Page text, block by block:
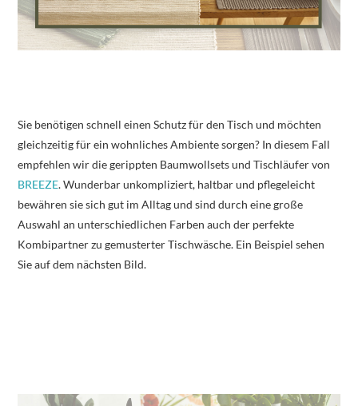
Sie benötigen schnell einen Schutz für den Tisch und möchten
gleichzeitig für ein wohnliches Ambiente sorgen? In diesem Fall
empfehlen wir die gerippten Baumwollsets und Tischläufer von
BREEZE. Wunderbar unkompliziert, haltbar und pflegeleicht
bewähren sie sich gut im Alltag und sind durch eine große
Auswahl an unterschiedlichen Farben auch der perfekte
Kombipartner zu gemusterter Tischwäsche. Ein Beispiel sehen
Sie auf dem nächsten Bild.